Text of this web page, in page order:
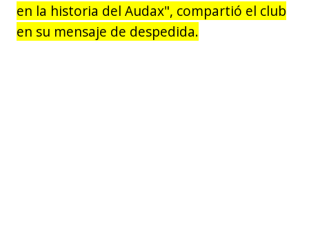
en la historia del Audax", compartió el club
en su mensaje de despedida.